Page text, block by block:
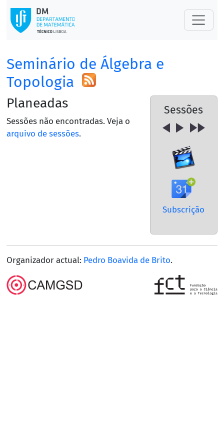
Seminário de Álgebra e
Topologia
Sessões
Subscrição
Planeadas
Sessões não encontradas. Veja o
arquivo de sessões.
Organizador actual: Pedro Boavida de Brito.